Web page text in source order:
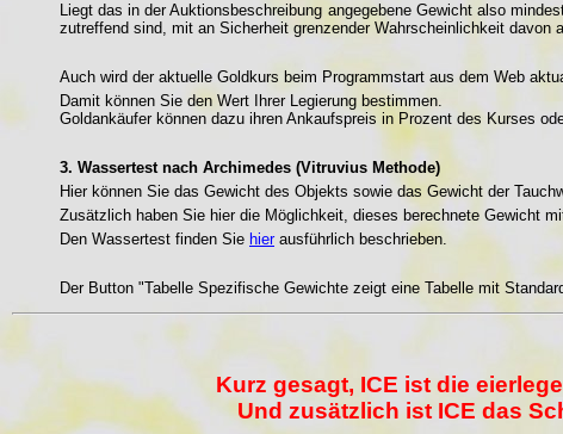
Liegt das in der Auktionsbeschreibung angegebene Gewicht also
zutreffend sind, mit an Sicherheit grenzender Wahrscheinlichkeit
Auch wird der aktuelle Goldkurs beim Programmstart aus dem Web
Damit können Sie den Wert Ihrer Legierung bestimmen.
Goldankäufer können dazu ihren Ankaufspreis in Prozent des Kurses
3. Wassertest nach Archimedes (Vitruvius Methode)
Hier können Sie das Gewicht des Objekts sowie das Gewicht der
Zusätzlich haben Sie hier die Möglichkeit, dieses berechnete Gewicht
Den Wassertest finden Sie hier ausführlich beschrieben.
Der Button "Tabelle Spezifische Gewichte zeigt eine Tabelle mit
Kurz gesagt, ICE ist die
Und zusätzlich ist ICE das